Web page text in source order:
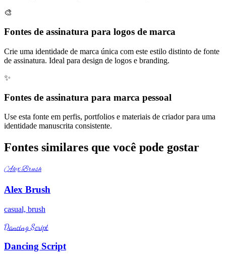
🎨
Fontes de assinatura para logos de marca
Crie uma identidade de marca única com este estilo distinto de fonte
de assinatura. Ideal para design de logos e branding.
✨
Fontes de assinatura para marca pessoal
Use esta fonte em perfis, portfolios e materiais de criador para uma
identidade manuscrita consistente.
Fontes similares que você pode gostar
Alex Brush
Alex Brush
casual, brush
Dancing Script
Dancing Script